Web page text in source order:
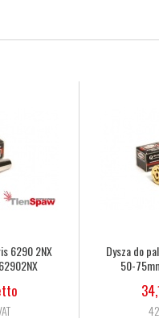
acetylenowy duet fi
8,0mm nr kat.
11,06 zł netto